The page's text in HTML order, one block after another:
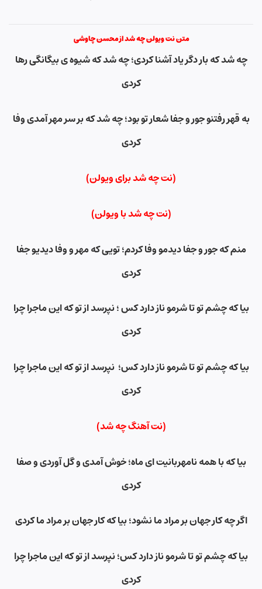
متن نت ویولن چه شد از محسن چاوشی
چه شد که بار دگر یاد آشنا کردی؛ چه شد که شیوه ی بیگانگی رها
کردی
به قهر رفتنو جور و جفا شعار تو بود؛ چه شد که بر سر مهر آمدی وفا
کردی
(نت چه شد برای ویولن)
(نت چه شد با ویولن)
منم که جور و جفا دیدمو وفا کردم؛ تویی که مهر و وفا دیدیو جفا
کردی
بیا که چشم تو تا شرمو ناز دارد کس ؛ نپرسد از تو که این ماجرا چرا
کردی
بیا که چشم تو تا شرمو ناز دارد کس؛ نپرسد از تو که این ماجرا چرا
کردی
(نت آهنگ چه شد)
بیا که با همه نامهربانیت ای ماه؛ خوش آمدی و گل آوردی و صفا
کردی
اگر چه کار جهان بر مراد ما نشود؛ بیا که کار جهان بر مراد ما کردی
بیا که چشم تو تا شرمو ناز دارد کس؛ نپرسد از تو که این ماجرا چرا
کردی